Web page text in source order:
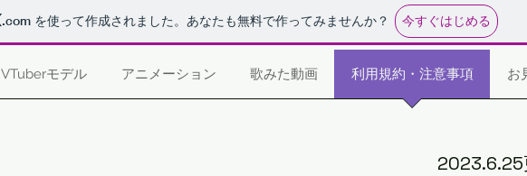
.com を使って作成されました。あなたも無料で作ってみませんか？ 今すぐはじめる
VTuberモデル アニメーション 歌みた動画 利用規約・注意事項 お
2023.6.25